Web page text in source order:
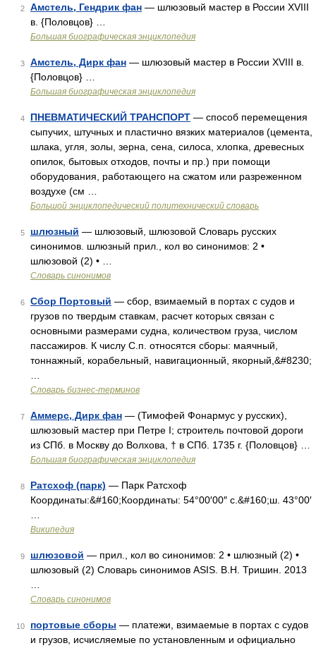
2 Амстель, Гендрик фан — шлюзовый мастер в России XVIII
в. {Половцов} …
Большая биографическая энциклопедия
3 Амстель, Дирк фан — шлюзовый мастер в России XVIII в.
{Половцов} …
Большая биографическая энциклопедия
4 ПНЕВМАТИЧЕСКИЙ ТРАНСПОРТ — способ перемещения
сыпучих, штучных и пластично вязких материалов (цемента,
шлака, угля, золы, зерна, сена, силоса, хлопка, древесных
опилок, бытовых отходов, почты и пр.) при помощи
оборудования, работающего на сжатом или разреженном
воздухе (см …
Большой энциклопедический политехнический словарь
5 шлюзный — шлюзовый, шлюзовой Словарь русских
синонимов. шлюзный прил., кол во синонимов: 2 •
шлюзовой (2) • …
Словарь синонимов
6 Сбор Портовый — сбор, взимаемый в портах с судов и
грузов по твердым ставкам, расчет которых связан с
основными размерами судна, количеством груза, числом
пассажиров. К числу С.п. относятся сборы: маячный,
тоннажный, корабельный, навигационный, якорный,&#8230;
Словарь бизнес-терминов
7 Аммерс, Дирк фан — (Тимофей Фонармус у русских),
шлюзовый мастер при Петре I; строитель почтовой дороги
из СПб. в Москву до Волхова, † в СПб. 1735 г. {Половцов} …
Большая биографическая энциклопедия
8 Ратсхоф (парк) — Парк Ратсхоф
Координаты:&#160;Координаты: 54°00′00″ с.&#160;ш. 43°00′
Википедия
9 шлюзовой — прил., кол во синонимов: 2 • шлюзный (2) •
шлюзовый (2) Словарь синонимов ASIS. В.Н. Тришин. 2013
Словарь синонимов
10 портовые сборы — платежи, взимаемые в портах с судов
и грузов, исчисляемые по установленным и официально